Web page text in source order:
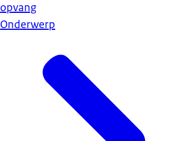
opvang
Onderwerp